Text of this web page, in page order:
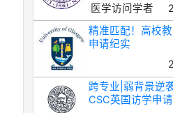
医学访问学者
精准匹配！高校
申请纪实
跨专业|弱背景逆
CSC英国访学申